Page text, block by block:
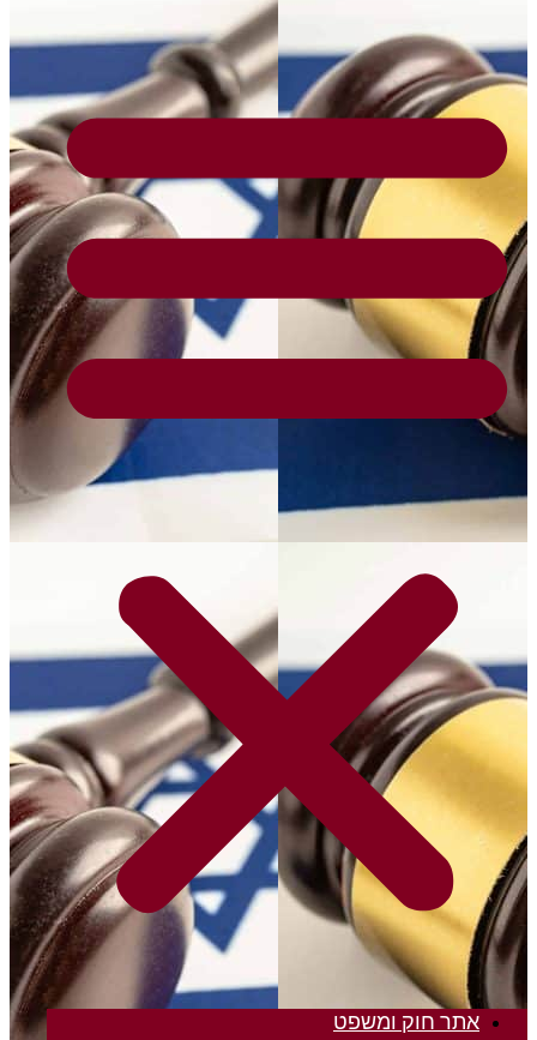
חוק ומשפט